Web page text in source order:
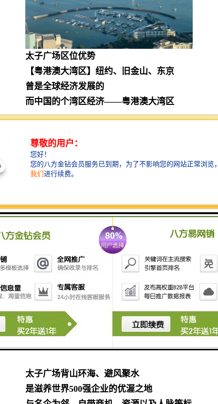
太子广场区位优势
【粤港澳大湾区】纽约、旧金山、东京
曾是全球经济发展的
而中国的个湾区经济——粤港澳大湾区
也将跻身列
届时将成为全球科技产业新中心
凭借“一带一路”交通枢纽等区位价值
未来无限契机
粤港澳大湾区产业、名企汇聚
深圳蛇口片区美誉
“文创社区和国际枢纽港”
周边近80座写字楼，约20万办公人口
各路资源汇聚，名企抢滩湾区蛇口
华为、万科、招商银行、平安保险
中集集团、金蝶软件、TCL、招商港口在此
扎根
太子广场背山环海、避风聚水
是滋养世界500强企业的优渥之地